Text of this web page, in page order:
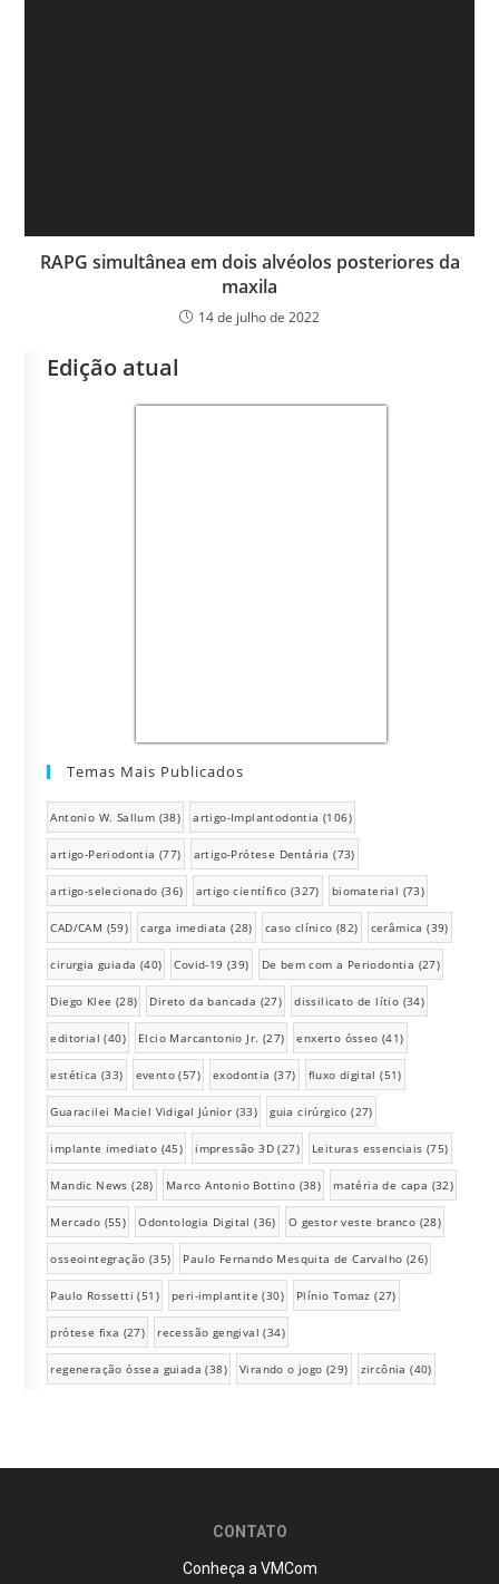
RAPG simultânea em dois alvéolos posteriores da
maxila
14 de julho de 2022
Edição atual
Temas Mais Publicados
Antonio W. Sallum (38) artigo-Implantodontia (106)
artigo-Periodontia (77) artigo-Prótese Dentária (73)
artigo-selecionado (36) artigo científico (327) biomaterial (73)
CAD/CAM (59) carga imediata (28) caso clínico (82) cerâmica (39)
cirurgia guiada (40) Covid-19 (39) De bem com a Periodontia (27)
Diego Klee (28) Direto da bancada (27) dissilicato de lítio (34)
editorial (40) Elcio Marcantonio Jr. (27) enxerto ósseo (41)
estética (33) evento (57) exodontia (37) fluxo digital (51)
Guaracilei Maciel Vidigal Júnior (33) guia cirúrgico (27)
implante imediato (45) impressão 3D (27) Leituras essenciais (75)
Mandic News (28) Marco Antonio Bottino (38) matéria de capa (32)
Mercado (55) Odontologia Digital (36) O gestor veste branco (28)
osseointegração (35) Paulo Fernando Mesquita de Carvalho (26)
Paulo Rossetti (51) peri-implantite (30) Plínio Tomaz (27)
prótese fixa (27) recessão gengival (34)
regeneração óssea guiada (38) Virando o jogo (29) zircônia (40)
CONTATO
Conheça a VMCom